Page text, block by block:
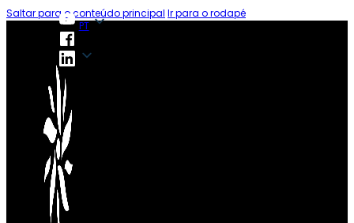
Saltar para o conteúdo principal Ir para o rodapé
PT